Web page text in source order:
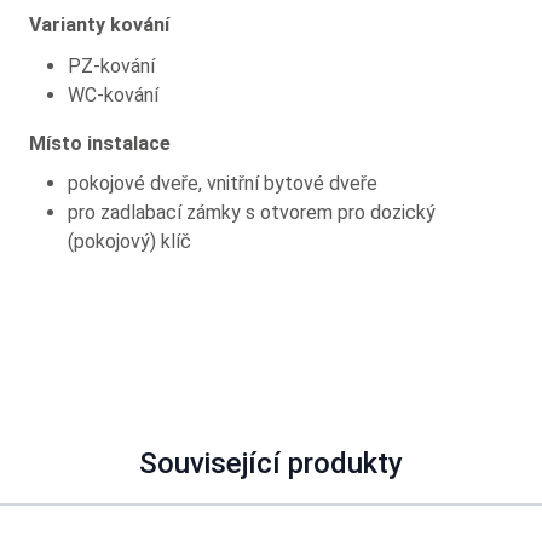
Varianty kování
PZ-kování
WC-kování
Místo instalace
pokojové dveře, vnitřní bytové dveře
pro zadlabací zámky s otvorem pro dozický
(pokojový) klíč
Související produkty